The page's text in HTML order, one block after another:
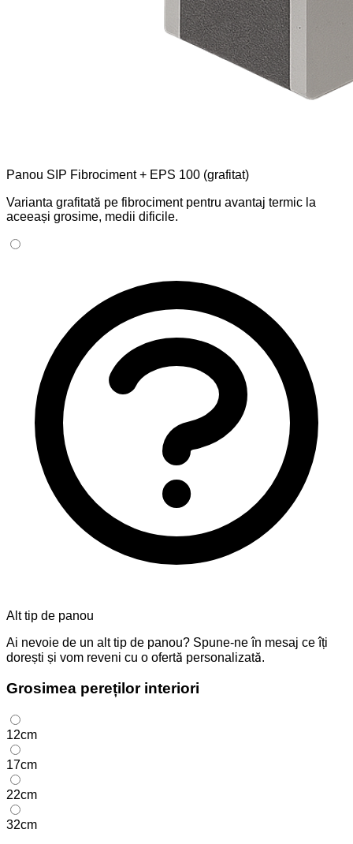
Panou SIP Fibrociment + EPS 100 (grafitat)
Varianta grafitată pe fibrociment pentru avantaj termic la
aceeași grosime, medii dificile.
Alt tip de panou
Ai nevoie de un alt tip de panou? Spune-ne în mesaj ce îți
dorești și vom reveni cu o ofertă personalizată.
Grosimea pereților interiori
12cm
17cm
22cm
32cm